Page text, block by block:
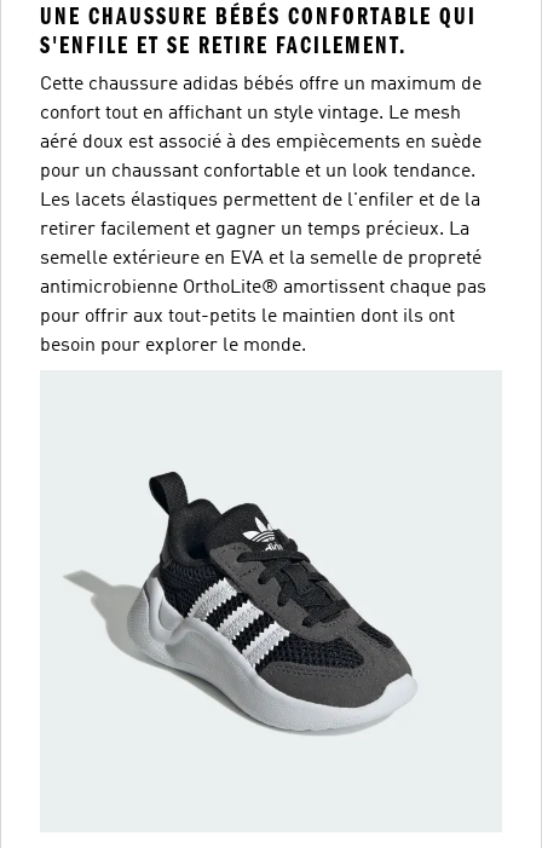
UNE CHAUSSURE BÉBÉS CONFORTABLE QUI
S'ENFILE ET SE RETIRE FACILEMENT.
Cette chaussure adidas bébés offre un maximum de
confort tout en affichant un style vintage. Le mesh
aéré doux est associé à des empiècements en suède
pour un chaussant confortable et un look tendance.
Les lacets élastiques permettent de l'enfiler et de la
retirer facilement et gagner un temps précieux. La
semelle extérieure en EVA et la semelle de propreté
antimicrobienne OrthoLite® amortissent chaque pas
pour offrir aux tout-petits le maintien dont ils ont
besoin pour explorer le monde.